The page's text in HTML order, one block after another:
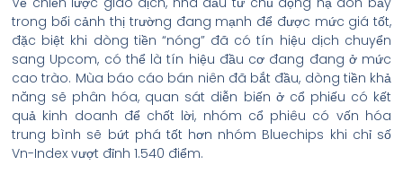
trong bối cảnh thị trường đang mạnh để được mức giá tốt,
đặc biệt khi dòng tiền “nóng” đã có tín hiệu dịch chuyển
sang Upcom, có thể là tín hiệu đầu cơ đang đang ở mức
cao trào. Mùa báo cáo bán niên đã bắt đầu, dòng tiền khả
năng sẽ phân hóa, quan sát diễn biến ở cổ phiếu có kết
quả kinh doanh để chốt lời, nhóm cổ phiêu có vốn hóa
trung bình sẽ bứt phá tốt hơn nhóm Bluechips khi chỉ số
Vn-Index vượt đỉnh 1.540 điểm.